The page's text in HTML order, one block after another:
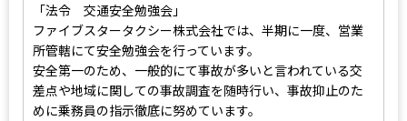
「法令 交通安全勉強会」
ファイブスタータクシー株式会社では、半期に一度、営業
所管轄にて安全勉強会を行っています。
安全第一のため、一般的にて事故が多いと言われている交
差点や地域に関しての事故調査を随時行い、事故抑止のた
めに乗務員の指示徹底に努めています。